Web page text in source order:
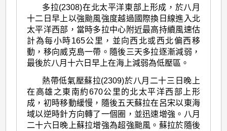
多拉(2308)在北太平洋東部上形成，於八月
十二日早上以強颱風強度越過國際換日線進入北
太平洋西部，當時多拉中心附近最高持續風速估
計為每小時165公里，並向西北或西北偏西移
動，移向威克島一帶。隨後三天多拉逐漸減弱，
最後於八月十六日早上在海上減弱為低壓區。
熱帶低氣壓蘇拉(2309)於八月二十三日晚上
在高雄之東南約670公里的北太平洋西部上形
成，初時移動緩慢，隨後五天蘇拉在呂宋以東海
域以逆時針方向轉了一個圈，並迅速增強。八月
二十六日晚上蘇拉增強為超強颱風。蘇拉於隨後